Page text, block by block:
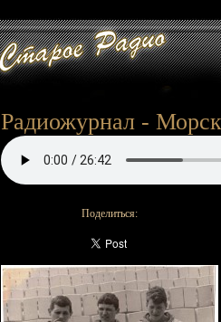
Радиожурнал -
Поделиться: